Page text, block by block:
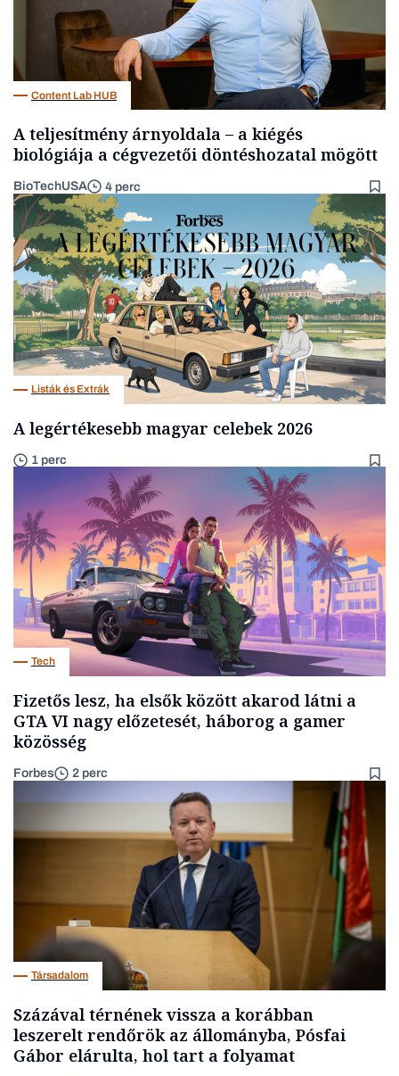
Content Lab HUB
A teljesítmény árnyoldala – a kiégés
biológiája a cégvezetői döntéshozatal mögött
BioTechUSA 4 perc
Listák és Extrák
A legértékesebb magyar celebek 2026
1 perc
Tech
Fizetős lesz, ha elsők között akarod látni a
GTA VI nagy előzetesét, háborog a gamer
közösség
Forbes 2 perc
Társadalom
Százával térnének vissza a korábban
leszerelt rendőrök az állományba, Pósfai
Gábor elárulta, hol tart a folyamat